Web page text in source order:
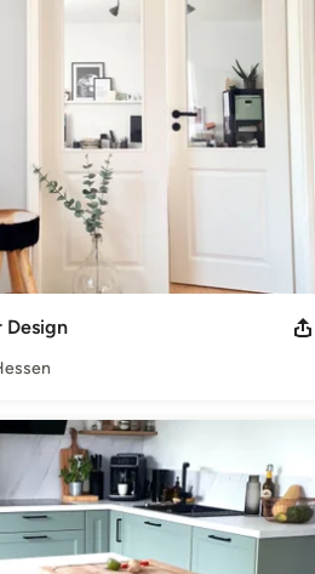
Verschiedene Bausteine
zu stellen.
www.pistacchio-design.de
in: Deutschland Verantwortlich für
Stefanie Volp Unsplash
Design